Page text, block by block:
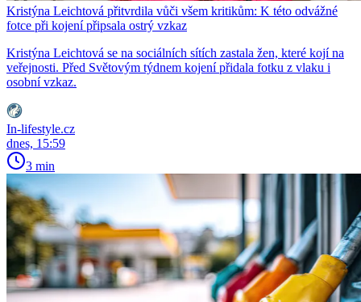
Kristýna Leichtová přitvrdila vůči všem kritikům: K této odvážné
fotce při kojení připsala ostrý vzkaz
Kristýna Leichtová se na sociálních sítích zastala žen, které kojí na
veřejnosti. Před Světovým týdnem kojení přidala fotku z vlaku i
osobní vzkaz.
In-lifestyle.cz
dnes, 15:59
3 min